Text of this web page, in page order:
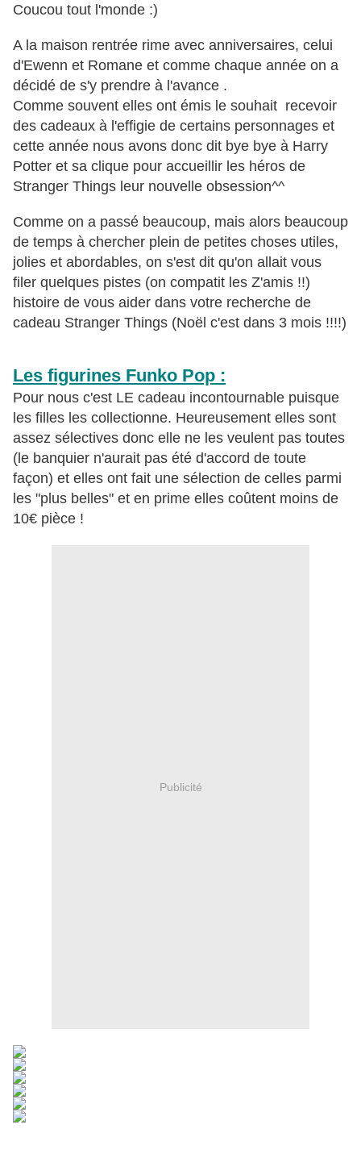
Coucou tout l'monde :)
A la maison rentrée rime avec anniversaires, celui
d'Ewenn et Romane et comme chaque année on a
décidé de s'y prendre à l'avance .
Comme souvent elles ont émis le souhait recevoir
des cadeaux à l'effigie de certains personnages et
cette année nous avons donc dit bye bye à Harry
Potter et sa clique pour accueillir les héros de
Stranger Things leur nouvelle obsession^^
Comme on a passé beaucoup, mais alors beaucoup
de temps à chercher plein de petites choses utiles,
jolies et abordables, on s'est dit qu'on allait vous
filer quelques pistes (on compatit les Z'amis !!)
histoire de vous aider dans votre recherche de
cadeau Stranger Things (Noël c'est dans 3 mois !!!!)
Les figurines Funko Pop :
Pour nous c'est LE cadeau incontournable puisque
les filles les collectionne. Heureusement elles sont
assez sélectives donc elle ne les veulent pas toutes
(le banquier n'aurait pas été d'accord de toute
façon) et elles ont fait une sélection de celles parmi
les "plus belles" et en prime elles coûtent moins de
10€ pièce !
Publicité